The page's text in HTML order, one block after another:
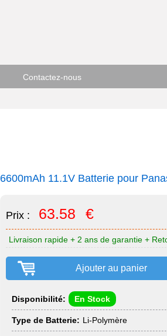
6600mAh 11.1V Batterie pour
Prix : 63.58 €
Livraison rapide + 2 ans de garantie +
Ajouter au panier
Disponibilité: En Stock
Type de Batterie: Li-Polymère
Contactez-nous